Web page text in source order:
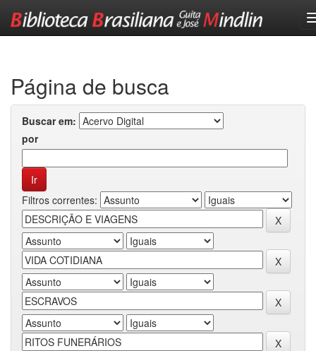
Página de busca
Buscar em:
por
Filtros correntes: